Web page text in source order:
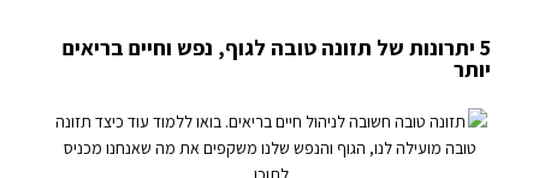
5 יתרונות של תזונה טובה לגוף, נפש וחיים בריאים
יותר